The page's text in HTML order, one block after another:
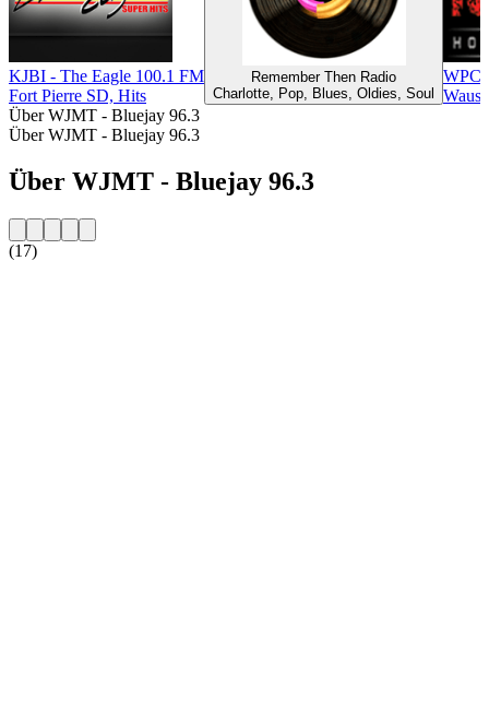
KJBI - The Eagle 100.1 FM
Fort Pierre SD, Hits
Remember Then Radio
Charlotte, Pop, Blues, Oldies, Soul
Über WJMT - Bluejay 96.3
Über WJMT - Bluejay 96.3
Über WJMT - Bluejay 96.3
(17)